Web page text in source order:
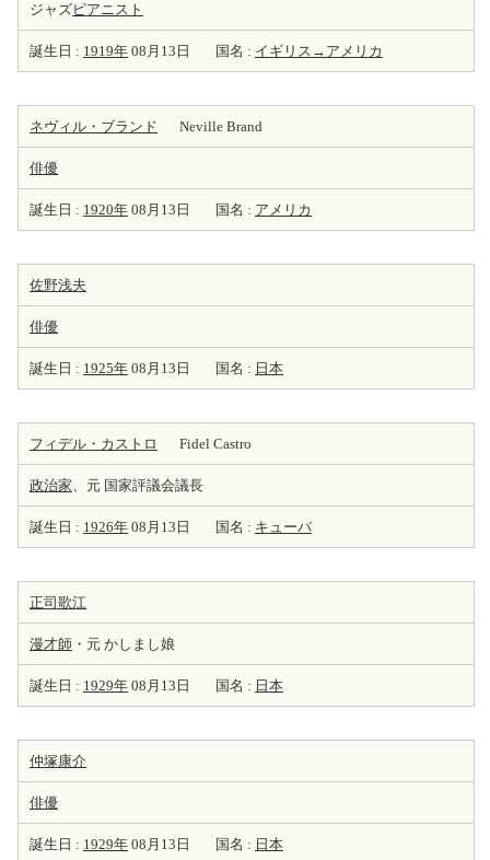
ジャズピアニスト
誕生日 : 1919年 08月13日 国名 : イギリス→アメリカ
ネヴィル・ブランド Neville Brand
俳優
誕生日 : 1920年 08月13日 国名 : アメリカ
佐野浅夫
俳優
誕生日 : 1925年 08月13日 国名 : 日本
フィデル・カストロ Fidel Castro
政治家、元 国家評議会議長
誕生日 : 1926年 08月13日 国名 : キューバ
正司歌江
漫才師 ・元 かしまし娘
誕生日 : 1929年 08月13日 国名 : 日本
仲塚康介
俳優
誕生日 : 1929年 08月13日 国名 : 日本